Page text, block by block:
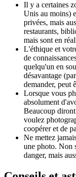
Il y a certaines
Unis au moins)
privées, mais
restaurants,
mais sont en
L'éthique et
de
quelqu'un en
désavantage
demander, peut
Lorsque vous
absolument
Beaucoup
voulez
coopérer et de
Ne mettez
une photo. Non
danger, mais